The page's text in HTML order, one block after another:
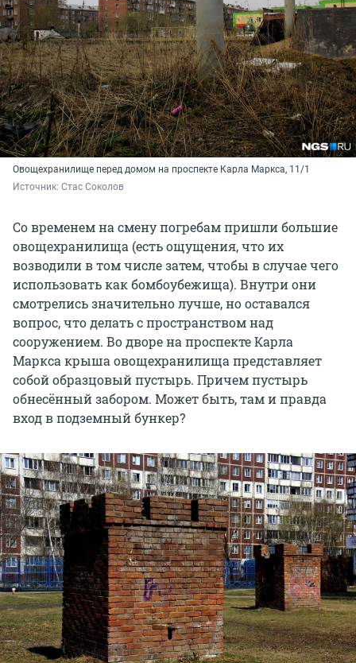
Овощехранилище перед домом на проспекте Карла Маркса, 11/1
Источник: Стас Соколов
Со временем на смену погребам пришли большие
овощехранилища (есть ощущения, что их
возводили в том числе затем, чтобы в случае чего
использовать как бомбоубежища). Внутри они
смотрелись значительно лучше, но оставался
вопрос, что делать с пространством над
сооружением. Во дворе на проспекте Карла
Маркса крыша овощехранилища представляет
собой образцовый пустырь. Причем пустырь
обнесённый забором. Может быть, там и правда
вход в подземный бункер?